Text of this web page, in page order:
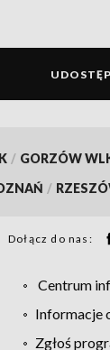
/ GORZÓW
/
Dołącz do nas:
Centrum
Informacje
Zgłoś